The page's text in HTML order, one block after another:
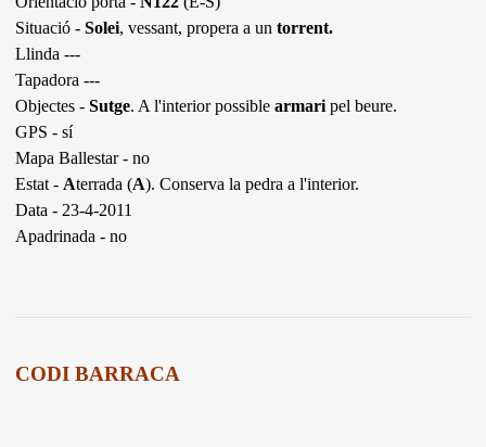
Situació -Solei, vessant, propera a un torrent.
Llinda ---
Tapadora ---
Objectes -Sutge. A l'interior possiblearmaripel beure.
GPS - sí
Mapa Ballestar - no
Estat -Aterrada (A). Conserva la pedra a l'interior.
Data - 23-4-2011
Apadrinada - no
CODI BARRACA